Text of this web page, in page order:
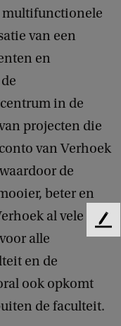
multifunctionele
van een
en
in de
projecten die
van Verhoek
de
beter en
al vele
alle
en de
ook opkomt
de faculteit.
F